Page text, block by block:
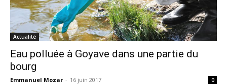
Actualité
Eau polluée à Goyave dans une partie du
bourg
Emmanuel Mozar - 16 juin 2017 0